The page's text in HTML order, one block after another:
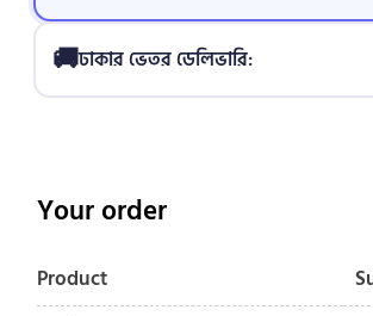
ঢাকার ভেতর ডেলিভারি:
Your order
Product